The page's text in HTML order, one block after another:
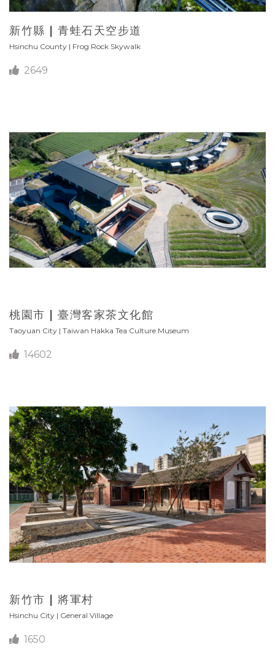
新竹縣 | 青蛙石天空步道
Hsinchu County | Frog Rock Skywalk
2649
桃園市 | 臺灣客家茶文化館
Taoyuan City | Taiwan Hakka Tea Culture Museum
14602
新竹市 | 將軍村
Hsinchu City | General Village
1650